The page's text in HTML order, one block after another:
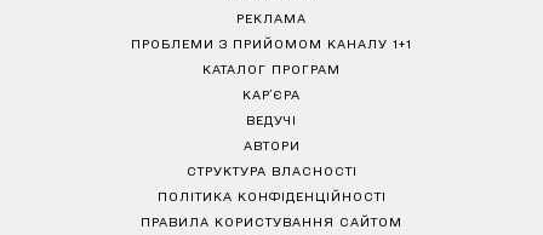
РЕКЛАМА
ПРОБЛЕМИ З ПРИЙОМОМ КАНАЛУ 1+1
КАТАЛОГ ПРОГРАМ
КАР’ЄРА
ВЕДУЧІ
АВТОРИ
СТРУКТУРА ВЛАСНОСТІ
ПОЛІТИКА КОНФІДЕНЦІЙНОСТІ
ПРАВИЛА КОРИСТУВАННЯ САЙТОМ